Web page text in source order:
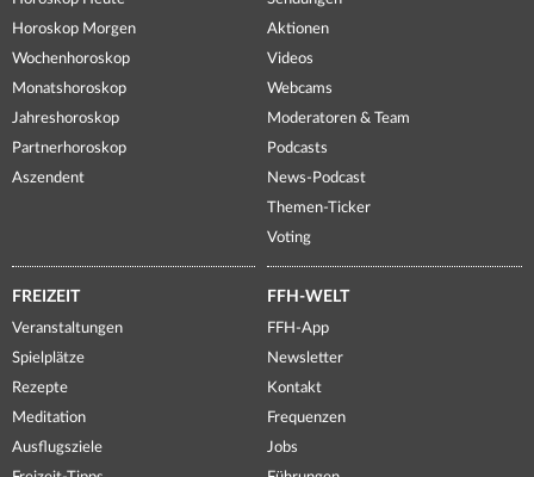
Horoskop Morgen
Wochenhoroskop
Monatshoroskop
Jahreshoroskop
Partnerhoroskop
Aszendent
Aktionen
Videos
Webcams
Moderatoren & Team
Podcasts
News-Podcast
Themen-Ticker
Voting
FREIZEIT
Veranstaltungen
Spielplätze
Rezepte
Meditation
Ausflugsziele
FFH-WELT
FFH-App
Newsletter
Kontakt
Frequenzen
Jobs